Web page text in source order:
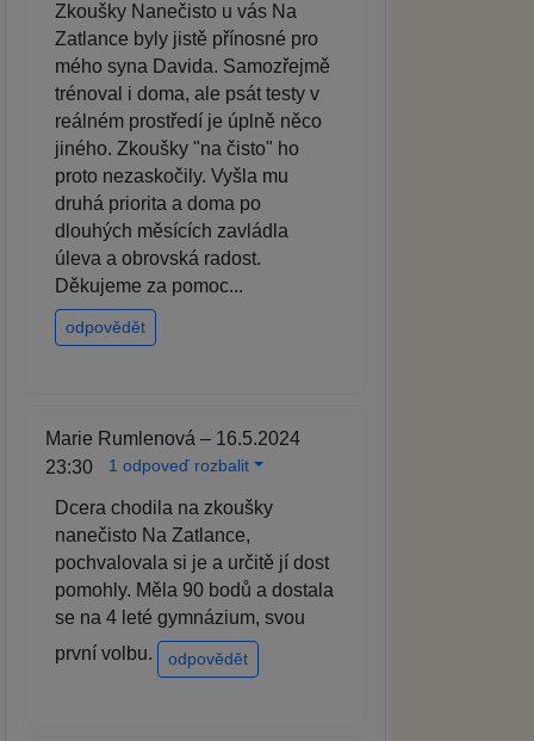
Zkoušky Nanečisto u vás Na
Zatlance byly jistě přínosné pro
mého syna Davida. Samozřejmě
trénoval i doma, ale psát testy v
reálném prostředí je úplně něco
jiného. Zkoušky "na čisto" ho
proto nezaskočily. Vyšla mu
druhá priorita a doma po
dlouhých měsících zavládla
úleva a obrovská radost.
Děkujeme za pomoc...
odpovědět
Marie Rumlenová – 16.5.2024
23:30
1 odpoveď rozbalit
Dcera chodila na zkoušky
nanečisto Na Zatlance,
pochvalovala si je a určitě jí dost
pomohly. Měla 90 bodů a dostala
se na 4 leté gymnázium, svou
první volbu.
odpovědět